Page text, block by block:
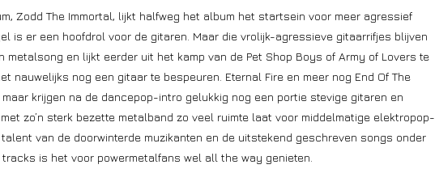
Zodd The Immortal, lijkt halfweg het album het startsein voor meer agressief
is er een hoofdrol voor de gitaren. Maar die vrolijk-agressieve gitaarrifjes blijven
metalsong en lijkt eerder uit het kamp van de Pet Shop Boys of Army of Lovers te
nauwelijks nog een gitaar te bespeuren. Eternal Fire en meer nog End Of The
krijgen na de dancepop-intro gelukkig nog een portie stevige gitaren en
zo’n sterk bezette metalband zo veel ruimte laat voor middelmatige elektropop-
van de doorwinterde muzikanten en de uitstekend geschreven songs onder
is het voor powermetalfans wel all the way genieten.